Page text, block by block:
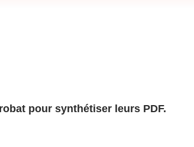
pour synthétiser leurs PDF.